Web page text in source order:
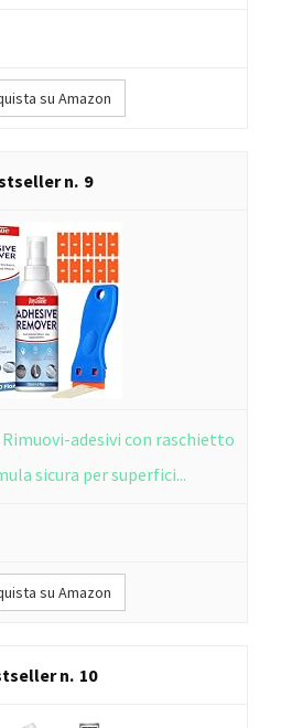
su Amazon
9
adesivi con raschietto
sicura per superfici...
su Amazon
10